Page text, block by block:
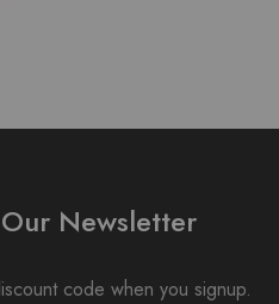
Newsletter
code when you signup.